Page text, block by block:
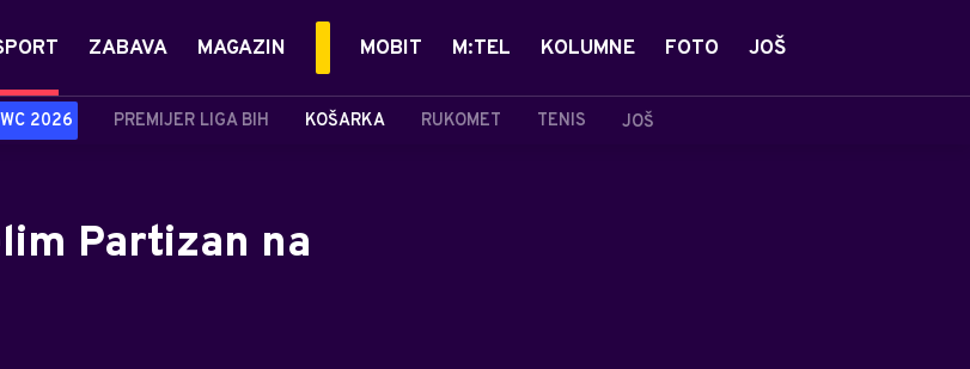
2026 PREMIJER LIGA BIH KOŠARKA RUKOMET TENIS JOŠ
ZABAVA MAGAZIN MOBIT M:TEL KOLUMNE FOTO JOŠ
Partizan na